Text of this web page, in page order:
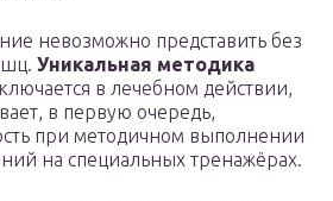
невозможно представить без
Уникальная методика
в лечебном действии,
в первую очередь,
при методичном выполнении
на специальных тренажёрах.